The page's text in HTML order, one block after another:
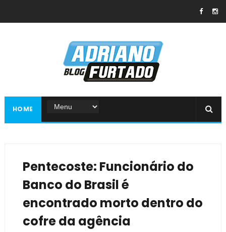
HOME
Pentecoste: Funcionário do
Banco do Brasil é
encontrado morto dentro do
cofre da agência